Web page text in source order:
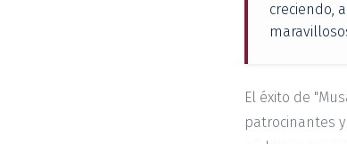
creciendo,
El éxito de
patrocinantes